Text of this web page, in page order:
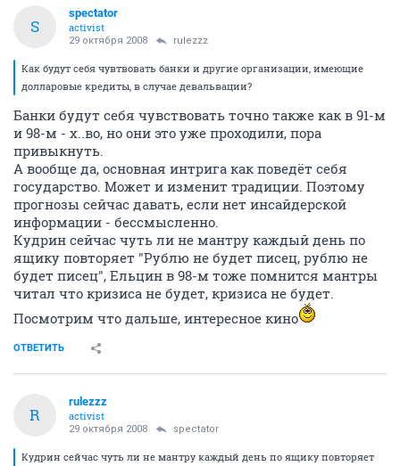
S
spectator
activist
29 октября 2008 rulezzz
Как будут себя чувтвовать банки и другие организации, имеющие
долларовые кредиты, в случае девальвации?
Банки будут себя чувствовать точно также как в 91-м
и 98-м - х..во, но они это уже проходили, пора
привыкнуть.
А вообще да, основная интрига как поведёт себя
государство. Может и изменит традиции. Поэтому
прогнозы сейчас давать, если нет инсайдерской
информации - бессмысленно.
Кудрин сейчас чуть ли не мантру каждый день по
ящику повторяет "Рублю не будет писец, рублю не
будет писец", Ельцин в 98-м тоже помнится мантры
читал что кризиса не будет, кризиса не будет.
Посмотрим что дальше, интересное кино
ОТВЕТИТЬ
R
rulezzz
activist
29 октября 2008 spectator
Кудрин сейчас чуть ли не мантру каждый день по ящику повторяет